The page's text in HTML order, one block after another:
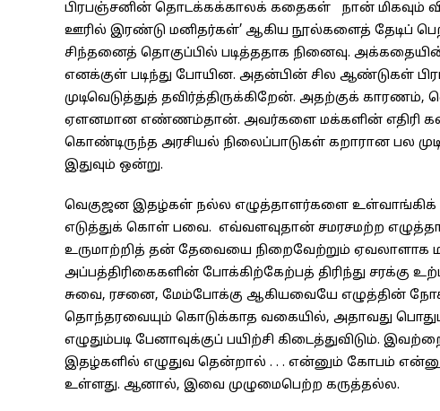
பிரபஞ்சனின் தொடக்கக்காலக் கதைகள் நான் மிகவும்
ஊரில் இரண்டு மனிதர்கள்’ ஆகிய நூல்களைத் தேடிப்
சிந்தனைத் தொகுப்பில் படித்ததாக நினைவு.
எனக்குள் படிந்து போயின. அதன்பின் சில ஆண்டுகள்
முடிவெடுத்துத் தவிர்த்திருக்கிறேன். அதற்குக்
ஏளனமான எண்ணம்தான். அவர்களை மக்களின் எதிரி
கொண்டிருந்த அரசியல் நிலைப்பாடுகள் கறாரான பல
இதுவும் ஒன்று.
வெகுஜன இதழ்கள் நல்ல எழுத்தாளர்களை
எடுத்துக் கொள் பவை. எவ்வளவுதான் சமரசமற்ற
உருமாற்றித் தன் தேவையை நிறைவேற்றும் ஏவலாளாக
அப்பத்திரிகைகளின் போக்கிற்கேற்பத் திரிந்து சரக்கு
சுவை, ரசனை, மேம்போக்கு ஆகியவையே எழுத்தின்
தொந்தரவையும் கொடுக்காத வகையில், அதாவது
எழுதும்படி பேனாவுக்குப் பயிற்சி கிடைத்துவிடும்.
இதழ்களில் எழுதுவ தென்றால் . . . என்னும் கோபம்
உள்ளது. ஆனால், இவை முழுமைபெற்ற கருத்தல்ல.